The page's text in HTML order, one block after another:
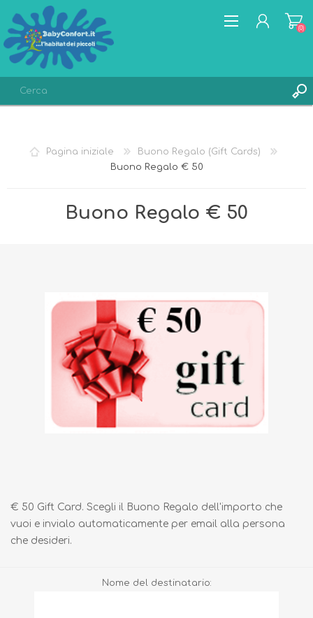
LISTA DEI DESIDERI
(0)
Pagina iniziale
Buono Regalo (Gift Cards)
Buono Regalo € 50
Buono Regalo € 50
€ 50 Gift Card. Scegli il Buono Regalo dell'importo che
vuoi e invialo automaticamente per email alla persona
che desideri.
Nome del destinatario: